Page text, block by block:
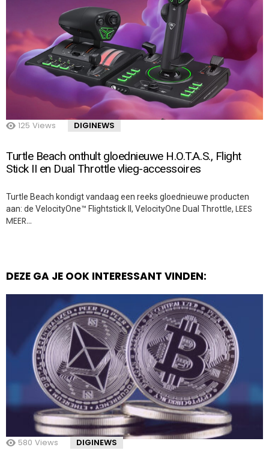
125 Views DIGINEWS
Turtle Beach onthult gloednieuwe H.O.T.A.S., Flight
Stick II en Dual Throttle vlieg-accessoires
Turtle Beach kondigt vandaag een reeks gloednieuwe producten
aan: de VelocityOne™ Flightstick II, VelocityOne Dual Throttle, LEES
MEER…
DEZE GA JE OOK INTERESSANT VINDEN:
580 Views DIGINEWS